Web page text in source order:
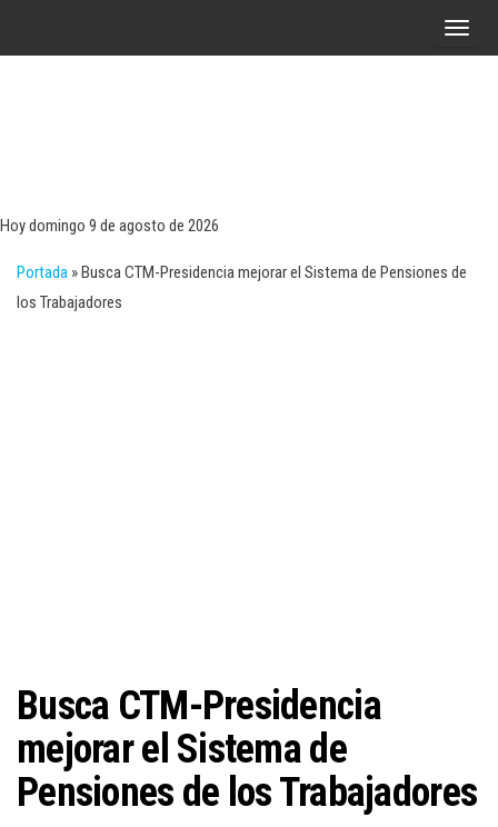
A
l
Hoy domingo 9 de agosto de 2026
Portada »Busca CTM-Presidencia mejorar el Sistema de Pensiones de
los Trabajadores
Busca CTM-Presidencia
mejorar el Sistema de
Pensiones de los Trabajadores